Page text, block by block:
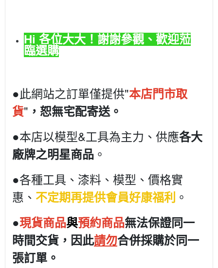
Hi 各位大大！謝謝參觀、歡迎蒞
臨選購
●此網站之訂單僅提供"本店門市取
貨" ，恕無宅配寄送。
●本店以模型&工具為主力、供應各大
廠牌之明星商品 。
●各種工具、漆料、模型、價格實
惠、 不定期再提供會員好康福利 。
●現貨商品與預約商品無法保證同一
時間交貨，因此請勿合併採購於同一
張訂單。